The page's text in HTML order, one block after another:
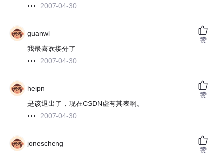
2007-04-30
guanwl
我最喜欢接分了
2007-04-30
赞
heipn
是该退出了，现在CSDN虚有其表啊。
2007-04-30
赞
jonescheng
赞